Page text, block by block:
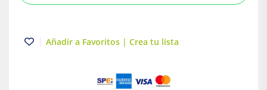
Blanco
Añadir a Favoritos | Crea tu lista